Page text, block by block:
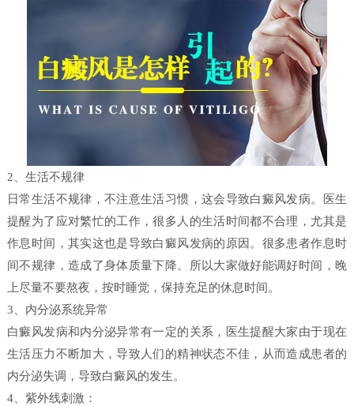
2、生活不规律
日常生活不规律，不注意生活习惯，这会导致白癜风发病。医生
提醒为了应对繁忙的工作，很多人的生活时间都不合理，尤其是
作息时间，其实这也是导致白癜风发病的原因。很多患者作息时
间不规律，造成了身体质量下降。所以大家做好能调好时间，晚
上尽量不要熬夜，按时睡觉，保持充足的休息时间。
3、内分泌系统异常
白癜风发病和内分泌异常有一定的关系，医生提醒大家由于现在
生活压力不断加大，导致人们的精神状态不佳，从而造成患者的
内分泌失调，导致白癜风的发生。
4、紫外线刺激：